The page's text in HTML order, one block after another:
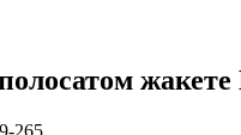
жакете
265